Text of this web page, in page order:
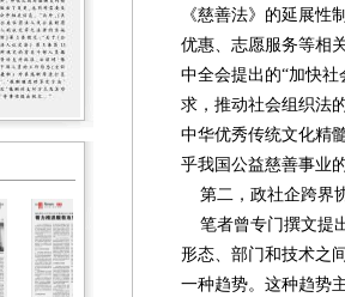
《慈善法》的延展性
优惠、志愿服务等相
中全会提出的“加快
求，推动社会组织法
中华优秀传统文化精
乎我国公益慈善事业
第二，政社企跨界
笔者曾专门撰文提
形态、部门和技术之
一种趋势。这种趋势